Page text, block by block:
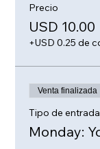
Precio
USD 10.00
+USD 0.25 de
Venta finalizada
Tipo de entrada
Monday: